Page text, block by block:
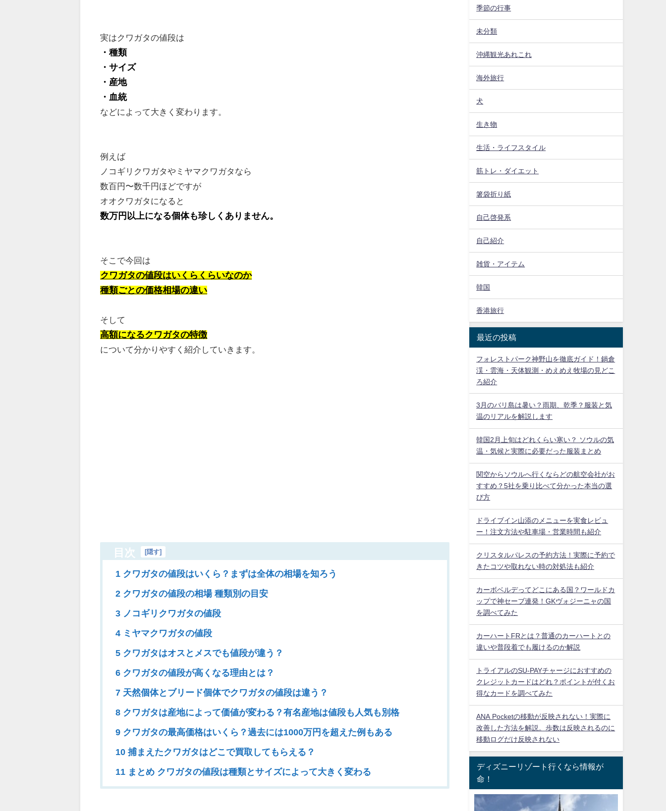
実はクワガタの値段は
・種類
・サイズ
・産地
・血統
などによって大きく変わります。
例えば
ノコギリクワガタやミヤマクワガタなら
数百円〜数千円ほどですが
オオクワガタになると
数万円以上になる個体も珍しくありません。
そこで今回は
クワガタの値段はいくらくらいなのか
種類ごとの価格相場の違い
そして
高額になるクワガタの特徴
について分かりやすく紹介していきます。
目次 [隠す]
1 クワガタの値段はいくら？まずは全体の相場を知ろう
2 クワガタの値段の相場 種類別の目安
3 ノコギリクワガタの値段
4 ミヤマクワガタの値段
5 クワガタはオスとメスでも値段が違う？
6 クワガタの値段が高くなる理由とは？
7 天然個体とブリード個体でクワガタの値段は違う？
8 クワガタは産地によって価値が変わる？有名産地は値段も人気も別格
9 クワガタの最高価格はいくら？過去には1000万円を超えた例もある
10 捕まえたクワガタはどこで買取してもらえる？
11 まとめ クワガタの値段は種類とサイズによって大きく変わる
季節の行事
未分類
沖縄観光あれこれ
海外旅行
犬
生き物
生活・ライフスタイル
筋トレ・ダイエット
箸袋折り紙
自己啓発系
自己紹介
雑貨・アイテム
韓国
香港旅行
最近の投稿
フォレストパーク神野山を徹底ガイド！鍋倉
渓・雲海・天体観測・めえめえ牧場の見どこ
ろ紹介
3月のバリ島は暑い？雨期、乾季？服装と気
温のリアルを解説します
韓国2月上旬はどれくらい寒い？ ソウルの気
温・気候と実際に必要だった服装まとめ
関空からソウルへ行くならどの航空会社がお
すすめ？5社を乗り比べて分かった本当の選
び方
ドライブイン山添のメニューを実食レビュ
ー！注文方法や駐車場・営業時間も紹介
クリスタルパレスの予約方法！実際に予約で
きたコツや取れない時の対処法も紹介
カーボベルデってどこにある国？ワールドカ
ップで神セーブ連発！GKヴォジーニャの国
を調べてみた
カーハートFRとは？普通のカーハートとの
違いや普段着でも履けるのか解説
トライアルのSU-PAYチャージにおすすめの
クレジットカードはどれ？ポイントが付くお
得なカードを調べてみた
ANA Pocketの移動が反映されない！実際に
改善した方法を解説。歩数は反映されるのに
移動ログだけ反映されない
ディズニーリゾート行くなら情報が
命！